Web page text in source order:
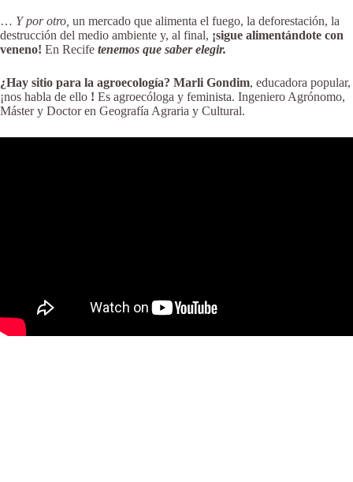
… Y por otro, un mercado que alimenta el fuego, la deforestación, la
destrucción del medio ambiente y, al final, ¡sigue alimentándote con
veneno! En Recife tenemos que saber elegir.
¿Hay sitio para la agroecología? Marli Gondim, educadora popular,
¡nos habla de ello ! Es agroecóloga y feminista. Ingeniero Agrónomo,
Máster y Doctor en Geografía Agraria y Cultural.